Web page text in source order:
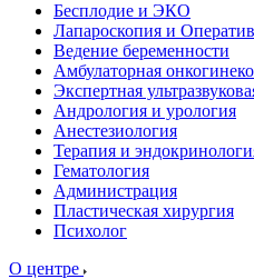
Бесплодие и ЭКО
Лапароскопия и
Ведение беременности
Амбулаторная
Экспертная
Андрология и урология
Анестезиология
Терапия и
Гематология
Администрация
Пластическая хирургия
Психолог
О центре